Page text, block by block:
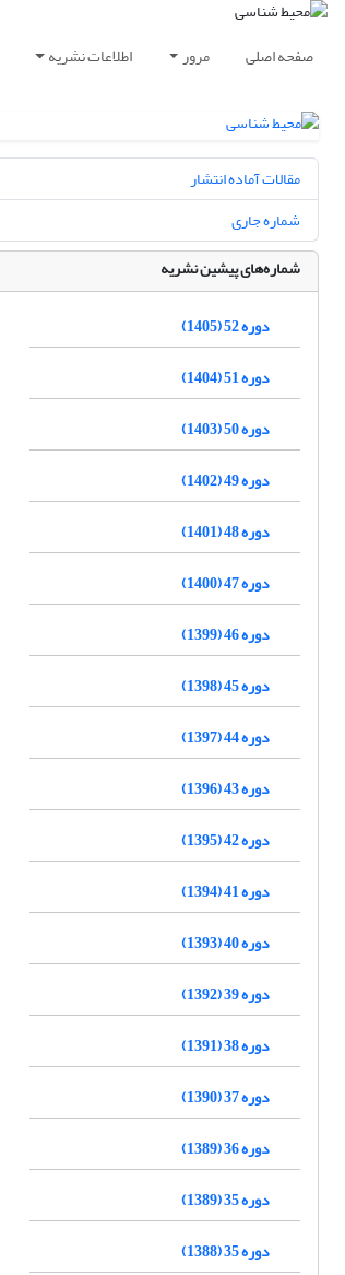
صفحه اصلی مرور اطلاعات نشریه
مقالات آماده انتشار
شماره جاری
شماره‌های پیشین نشریه
دوره 52 (1405)
دوره 51 (1404)
دوره 50 (1403)
دوره 49 (1402)
دوره 48 (1401)
دوره 47 (1400)
دوره 46 (1399)
دوره 45 (1398)
دوره 44 (1397)
دوره 43 (1396)
دوره 42 (1395)
دوره 41 (1394)
دوره 40 (1393)
دوره 39 (1392)
دوره 38 (1391)
دوره 37 (1390)
دوره 36 (1389)
دوره 35 (1389)
دوره 35 (1388)